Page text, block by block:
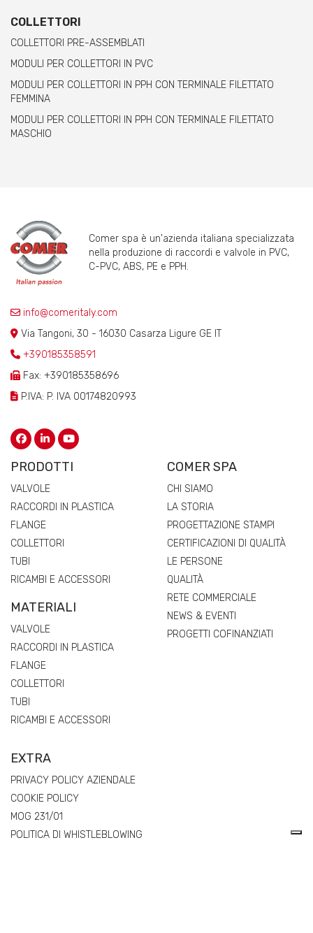
COLLETTORI
COLLETTORI PRE-ASSEMBLATI
MODULI PER COLLETTORI IN PVC
MODULI PER COLLETTORI IN PPH CON TERMINALE FILETTATO
FEMMINA
MODULI PER COLLETTORI IN PPH CON TERMINALE FILETTATO
MASCHIO
Comer spa è un'azienda italiana specializzata
nella produzione di raccordi e valvole in PVC,
C-PVC, ABS, PE e PPH.
info@comeritaly.com
Via Tangoni, 30 - 16030 Casarza Ligure GE IT
+390185358591
Fax: +390185358696
P.IVA: P. IVA 00174820993
PRODOTTI
VALVOLE
RACCORDI IN PLASTICA
FLANGE
COLLETTORI
TUBI
RICAMBI E ACCESSORI
MATERIALI
VALVOLE
RACCORDI IN PLASTICA
FLANGE
COLLETTORI
TUBI
RICAMBI E ACCESSORI
COMER SPA
CHI SIAMO
LA STORIA
PROGETTAZIONE STAMPI
CERTIFICAZIONI DI QUALITÀ
LE PERSONE
QUALITÀ
RETE COMMERCIALE
NEWS & EVENTI
PROGETTI COFINANZIATI
EXTRA
PRIVACY POLICY AZIENDALE
COOKIE POLICY
MOG 231/01
POLITICA DI WHISTLEBLOWING